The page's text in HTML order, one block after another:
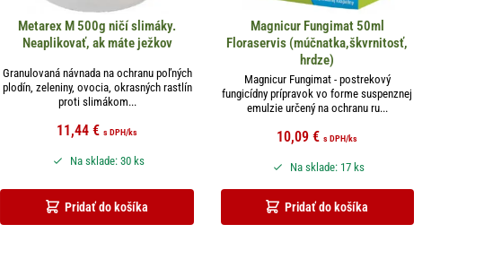
Metarex M 500g ničí slimáky.
Neaplikovať, ak máte ježkov
Granulovaná návnada na ochranu poľných
plodín, zeleniny, ovocia, okrasných rastlín
proti slimákom...
11,44 € s DPH/ks
Pridať do košíka
Na sklade: 30 ks
Magnicur Fungimat 50ml
Floraservis (múčnatka,škvrnitosť,
hrdze)
Magnicur Fungimat - postrekový
fungicídny prípravok vo forme suspenznej
emulzie určený na ochranu ru...
10,09€ s DPH/ks
Pridať do košíka
Na sklade: 17 ks